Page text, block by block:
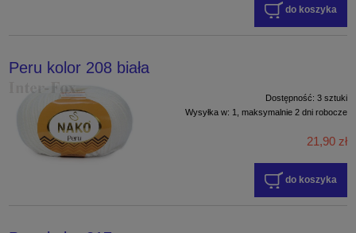
do koszyka
Peru kolor 208 biała
Dostępność: 3 sztuki
Wysyłka w: 1, maksymalnie 2 dni robocze
21,90 zł
do koszyka